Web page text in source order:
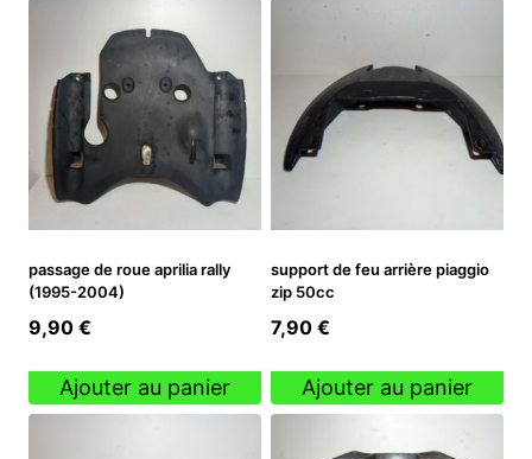
passage de roue aprilia rally
(1995-2004)
9,90 €
Ajouter au panier
support de feu arrière piaggio
zip 50cc
7,90 €
Ajouter au panier